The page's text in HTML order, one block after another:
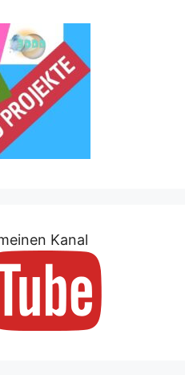
Kanal